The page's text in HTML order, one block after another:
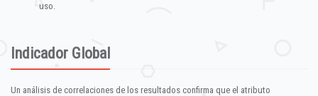
uso.
Indicador Global
Un análisis de correlaciones de los resultados confirma que el atributo